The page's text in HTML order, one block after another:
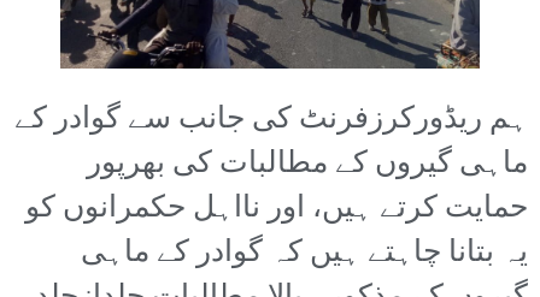
ہم ریڈورکرزفرنٹ کی جانب سے گوادر کے
ماہی گیروں کے مطالبات کی بھرپور
حمایت کرتے ہیں، اور نااہل حکمرانوں کو
یہ بتانا چاہتے ہیں کہ گوادر کے ماہی